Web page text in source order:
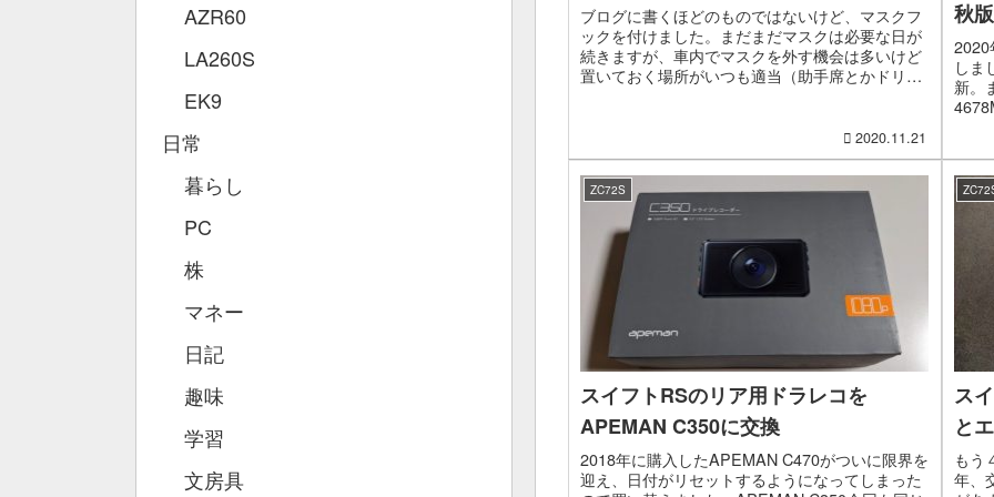
ブログに書くほどのものではないけど、マスクフ
ックを付けました。まだまだマスクは必要な日が
続きますが、車内でマスクを外す機会は多いけど
置いておく場所がいつも適当（助手席とかドリン
2020.11.21
秋
2020
しま
新。
ZC72S
スイフトRSのリア用ドラレコを
APEMAN C350に交換
2018年に購入したAPEMAN C470がついに限界を
迎え、日付がリセットするようになってしまった
ス
と
もう
年、
AZR60
LA260S
EK9
日常
暮らし
PC
株
マネー
日記
趣味
学習
文房具